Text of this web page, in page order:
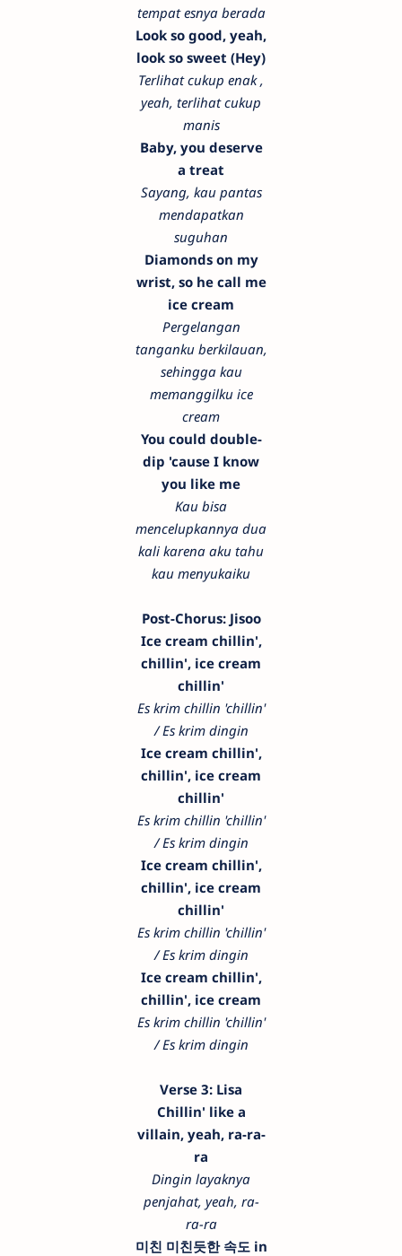
tempat esnya berada
Look so good, yeah,
look so sweet (Hey)
Terlihat cukup enak ,
yeah, terlihat cukup
manis
Baby, you deserve
a treat
Sayang, kau pantas
mendapatkan
suguhan
Diamonds on my
wrist, so he call me
ice cream
Pergelangan
tanganku berkilauan,
sehingga kau
memanggilku ice
cream
You could double-
dip 'cause I know
you like me
Kau bisa
mencelupkannya dua
kali karena aku tahu
kau menyukaiku
Post-Chorus: Jisoo
Ice cream chillin',
chillin', ice cream
chillin'
Es krim chillin 'chillin'
/ Es krim dingin
Ice cream chillin',
chillin', ice cream
chillin'
Es krim chillin 'chillin'
/ Es krim dingin
Ice cream chillin',
chillin', ice cream
chillin'
Es krim chillin 'chillin'
/ Es krim dingin
Ice cream chillin',
chillin', ice cream
Es krim chillin 'chillin'
/ Es krim dingin
Verse 3: Lisa
Chillin' like a
villain, yeah, ra-ra-
ra
Dingin layaknya
penjahat, yeah, ra-
ra-ra
미친 미친듯한 속도 in